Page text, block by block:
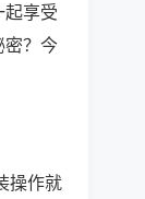
享受
密？今
操作就